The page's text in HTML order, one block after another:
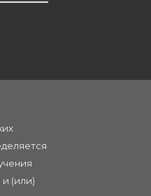
(или)